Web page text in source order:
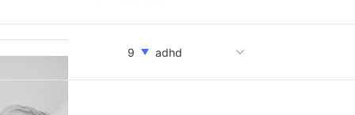
8
성
9
adhd